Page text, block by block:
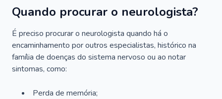
Quando procurar o neurologista?
É preciso procurar o neurologista quando há o
encaminhamento por outros especialistas, histórico na
família de doenças do sistema nervoso ou ao notar
sintomas, como:
Perda de memória;